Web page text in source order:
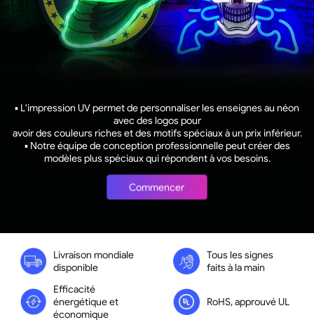
▪ L'impression UV permet de personnaliser les enseignes au néon
avec des logos pour
avoir des couleurs riches et des motifs spéciaux à un prix inférieur.
▪ Notre équipe de conception professionnelle peut créer des
modèles plus spéciaux qui répondent à vos besoins.
Commencer
Livraison mondiale
disponible
Tous les signes
faits à la main
Efficacité
énergétique et
économique
RoHS, approuvé UL